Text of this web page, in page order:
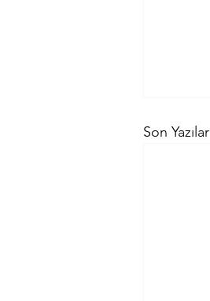
Son Yazılar